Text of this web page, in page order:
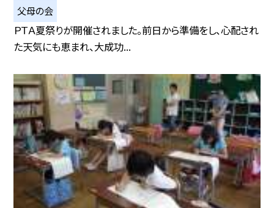
父母の会
ＰＴＡ夏祭りが開催されました。前日から準備をし、心配され
た天気にも恵まれ、大成功...